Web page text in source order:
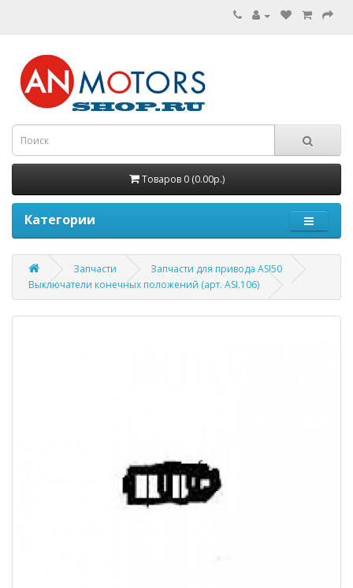
Товаров 0 (0.00р.)
Категории
Запчасти
Запчасти для привода ASI50
Выключатели конечных положений (арт. ASI.106)